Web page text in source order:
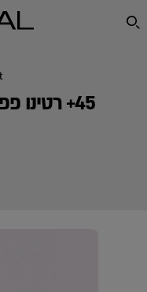
SEARCH THIS SITE
45+ רטינו פפטידים קרם פנים ליום